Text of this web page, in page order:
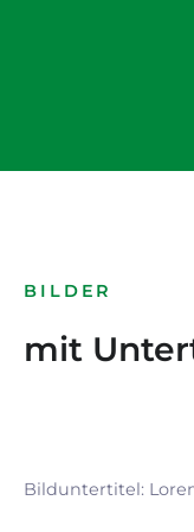
BILDER
mit
Bilduntertitel: